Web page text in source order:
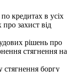
кредитах в усіх
про захист від
рішень про
стягнення на
боргу